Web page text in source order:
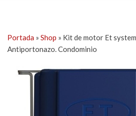
Portada » Shop » Kit de motor Et
Antiportonazo. Condominio